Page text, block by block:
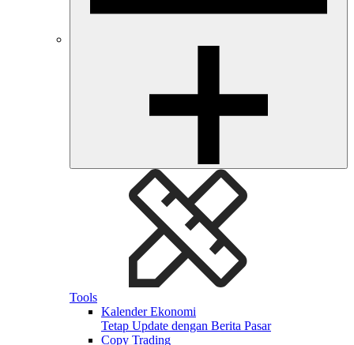
Tools
Kalender Ekonomi
Tetap Update dengan Berita Pasar
Copy Trading